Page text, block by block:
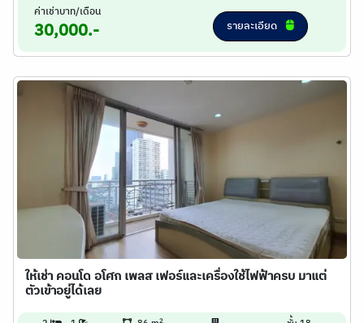
ค่าเช่าบาท/เดือน
30,000.- รายละเอียด
ให้เช่า คอนโด อโศก เพลส เฟอร์และเครื่องใช้ไฟฟ้าครบ มาแต่
ตัวเข้าอยู่ได้เลย
2